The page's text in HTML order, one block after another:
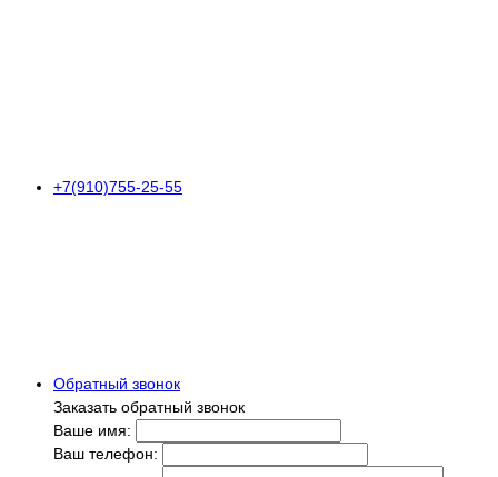
+7(910)755-25-55
Обратный звонок
Заказать обратный звонок
Ваше имя:
Ваш телефон: